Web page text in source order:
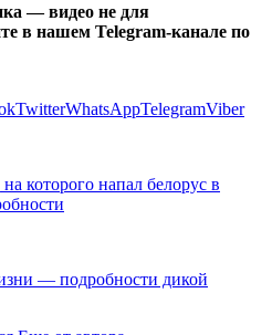
— видео не для
в нашем Telegram-канале по
TwitterWhatsAppTelegramViber
которого напал белорус в
— подробности дикой